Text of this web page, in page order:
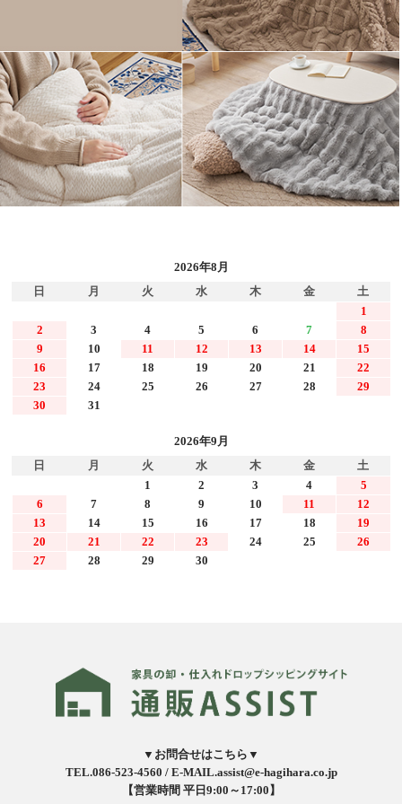
2026年8月
日
月 火 水 木 金
土
1
2
3 4 5 6 7
8
9
10 11 12 13 14
15
16
17 18 19 20 21
22
23
24 25 26 27 28
29
30
31
2026年9月
日
月 火 水 木 金
土
1
2 3 4
5
6
7 8 9 10 11
12
13
14 15 16 17 18
19
20
21 22 23 24 25
26
27
28 29 30
▼お問合せはこちら▼
TEL.086-523-4560 / E-MAIL.assist@e-hagihara.co.jp
【営業時間 平日9:00～17:00】